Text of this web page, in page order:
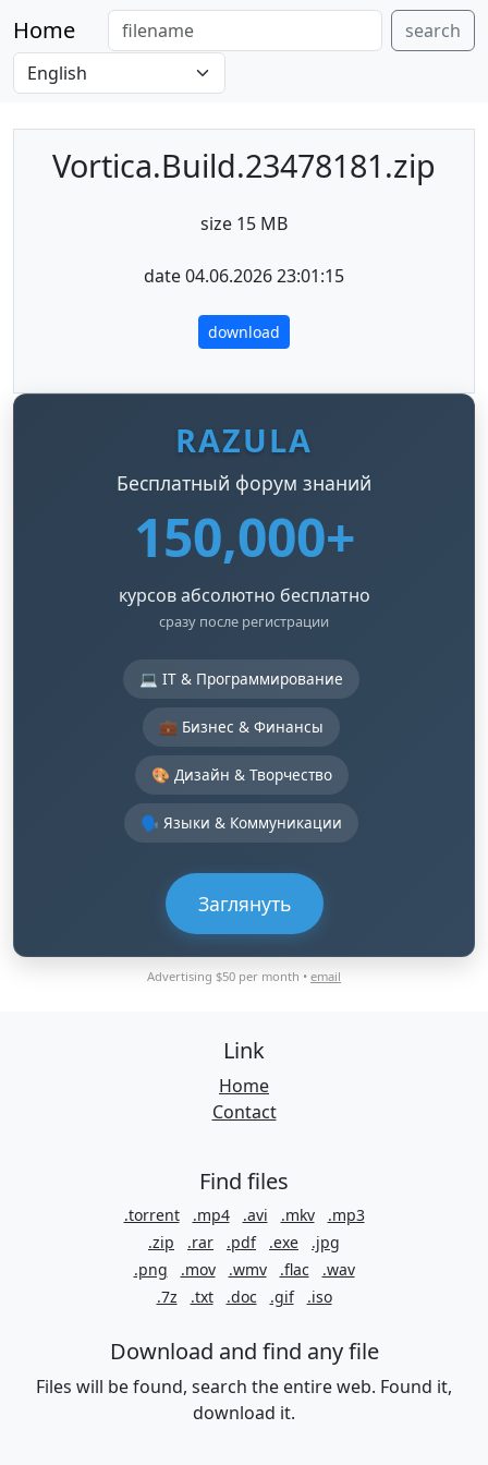
Home search
Vortica.Build.23478181.zip
size 15 MB
date 04.06.2026 23:01:15
download
RAZULA
Бесплатный форум знаний
150,000+
курсов абсолютно бесплатно
сразу после регистрации
💻 IT & Программирование
💼 Бизнес & Финансы
🎨 Дизайн & Творчество
🗣️ Языки & Коммуникации
Заглянуть
Advertising $50 per month • email
Link
Home
Contact
Find files
.torrent .mp4 .avi .mkv
.mp3
.zip
.rar .pdf .exe
.jpg
.png
.mov .wmv .flac
.wav
.7z
.txt .doc .gif .iso
Download and find any file
Files will be found, search the entire web. Found it,
download it.